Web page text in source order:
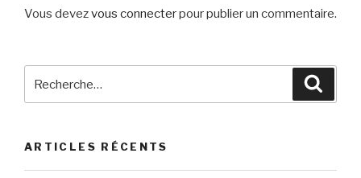
Vous devezvous connecterpour publier un commentaire.
ARTICLES RÉCENTS